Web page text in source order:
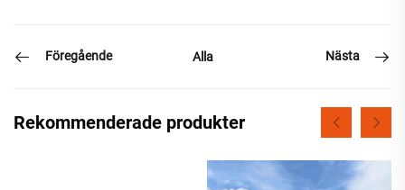
Föregående Alla Nästa
Rekommenderade produkter